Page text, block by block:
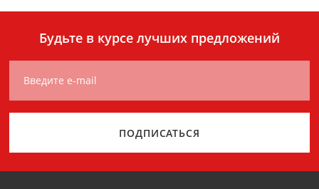
Будьте в курсе лучших предложений
Введите e-mail
ПОДПИСАТЬСЯ